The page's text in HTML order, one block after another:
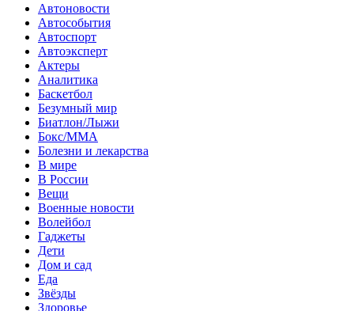
Автоновости
Автособытия
Автоспорт
Автоэксперт
Актеры
Аналитика
Баскетбол
Безумный мир
Биатлон/Лыжи
Бокс/MMA
Болезни и лекарства
В мире
В России
Вещи
Военные новости
Волейбол
Гаджеты
Дети
Дом и сад
Еда
Звёзды
Здоровье